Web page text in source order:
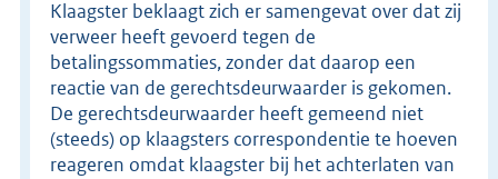
Klaagster beklaagt zich er samengevat over dat zij
verweer heeft gevoerd tegen de
betalingssommaties, zonder dat daarop een
reactie van de gerechtsdeurwaarder is gekomen.
De gerechtsdeurwaarder heeft gemeend niet
(steeds) op klaagsters correspondentie te hoeven
reageren omdat klaagster bij het achterlaten van